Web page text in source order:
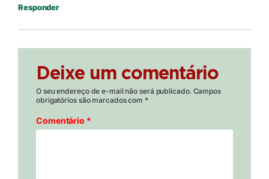
Responder
Deixe um comentário
O seu endereço de e-mail não será publicado. Campos
obrigatórios são marcados com *
Comentário *